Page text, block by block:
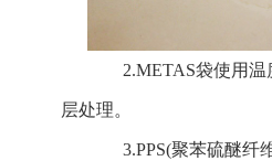
2.METAS袋使用温度
层处理。
3.PPS(聚苯硫醚纤维